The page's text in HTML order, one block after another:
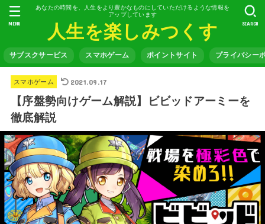
あなたの時間を、人生をより豊かなものにしていただけるような情報を
アップしています
人生を楽しみつくす
サブスクサービス スマホゲーム ポイントサイト プライバシー
SEARCH
MENU
スマホゲーム 2021.09.17
【序盤勢向けゲーム解説】ビビッドアーミーを
徹底解説